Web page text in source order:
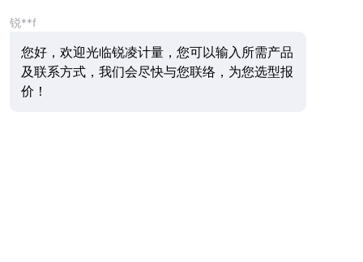
锐**f
您好，欢迎光临锐凌计量，您可以输入所需产品
及联系方式，我们会尽快与您联络，为您选型报
价！